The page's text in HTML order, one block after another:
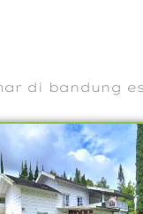
di bandung